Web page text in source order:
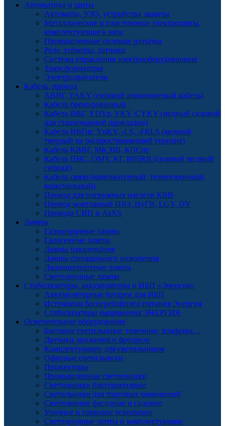
Автоматика и щиты
Автоматы, УЗО, устройства защиты
Металлические и пластиковые электрощиты,
комплектующие к ним
Промышленные силовые разъёмы
Реле, таймеры, датчики
Система управления электрооборудованием
Трансформаторы
Электродвигатели
Кабель, провод
АВВГ, YAKY (силовой алюминиевый кабель)
Кабель бронированный
Кабель ВВГ, YDYp, YKY, CYKY (медный силовой
для стационарной прокладки)
Кабель ВВГнг, YnKY, -LS, -FRLS (медный
твердый не распространяющий горение)
Кабель КВВГ, МКЭШ, КПСнг
Кабель ПВС, OMY, КГ, H05RR (силовой медный
гибкий)
Кабель связи (компьютерный, телевизионный,
коаксиальный)
Провод для погружных насосов КВВ
Провод монтажный ПВЗ, ПуГВ, LGY, DY
Провода СИП и AsXS
Лампы
Газоразрядные лампы
Галогенные лампы
Лампы накаливания
Лампы специального назначения
Люминесцентные лампы
Светодиодные лампы
Стабилизаторы, аккумуляторы и ИБП «Энергия»
Аккумуляторные батареи для ИБП
Источники бесперебойного питания Энергия
Стабилизаторы напряжения ЭНЕРГИЯ
Осветительное оборудование
Бытовые светильники: точечные, плафоны…
Датчики движения и фотореле
Комплектующие для светильников
Офисные светильники
Прожекторы
Промышленные светильники
Светильники бактерицидные
Светильники для торговых помещений
Светильники фасадные и садовые
Уличное и парковое освещение
Светодиодные ленты и комплектующие